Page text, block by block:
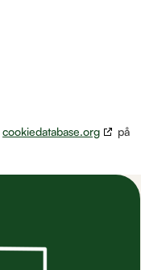
cookiedatabase.org
på